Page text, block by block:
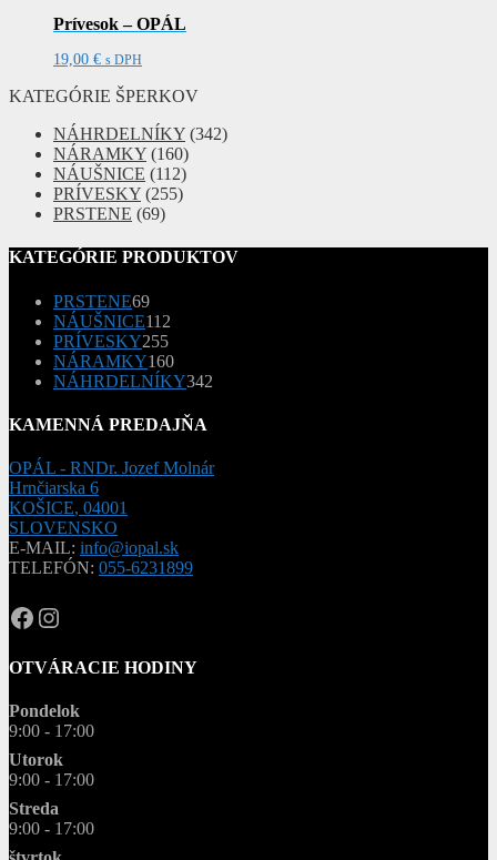
Prívesok – OPÁL
19,00 € s DPH
KATEGÓRIE ŠPERKOV
NÁHRDELNÍKY (342)
NÁRAMKY (160)
NÁUŠNICE (112)
PRÍVESKY (255)
PRSTENE (69)
KATEGÓRIE PRODUKTOV
PRSTENE6969
produktov
NÁUŠNICE112
PRÍVESKY255255
produktov
NÁRAMKY160160
produktov
NÁHRDELNÍKY342
KAMENNÁ PREDAJŇA
OPÁL - RNDr. Jozef Molnár
Hrnčiarska 6
KOŠICE, 04001
SLOVENSKO
E-MAIL: info@iopal.sk
TELEFÓN: 055-6231899
OPAL.drahokamy
opal.drahokamy
OTVÁRACIE HODINY
Pondelok
9:00 - 17:00
Utorok
9:00 - 17:00
Streda
9:00 - 17:00